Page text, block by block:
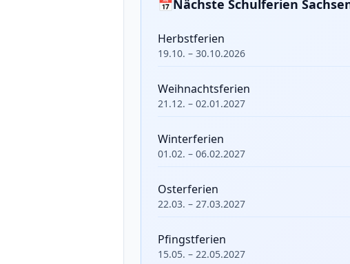
📅Nächste Schulferien
Herbstferien
19.10. – 30.10.2026
Weihnachtsferien
21.12. – 02.01.2027
Winterferien
01.02. – 06.02.2027
Osterferien
22.03. – 27.03.2027
Pfingstferien
15.05. – 22.05.2027